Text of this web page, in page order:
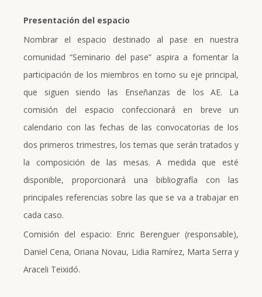
Presentación del espacio
Nombrar el espacio destinado al pase en nuestra
comunidad “Seminario del pase” aspira a fomentar la
participación de los miembros en torno su eje principal,
que siguen siendo las Enseñanzas de los AE. La
comisión del espacio confeccionará en breve un
calendario con las fechas de las convocatorias de los
dos primeros trimestres, los temas que serán tratados y
la composición de las mesas. A medida que esté
disponible, proporcionará una bibliografía con las
principales referencias sobre las que se va a trabajar en
cada caso.
Comisión del espacio: Enric Berenguer (responsable),
Daniel Cena, Oriana Novau, Lidia Ramírez, Marta Serra y
Araceli Teixidó.